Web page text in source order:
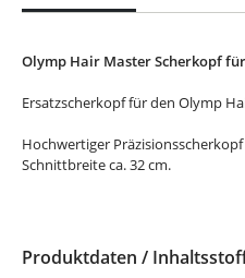
Olymp Hair Master Scherkopf
Ersatzscherkopf für den Olymp
Hochwertiger
Schnittbreite ca. 32 cm.
Produktdaten /